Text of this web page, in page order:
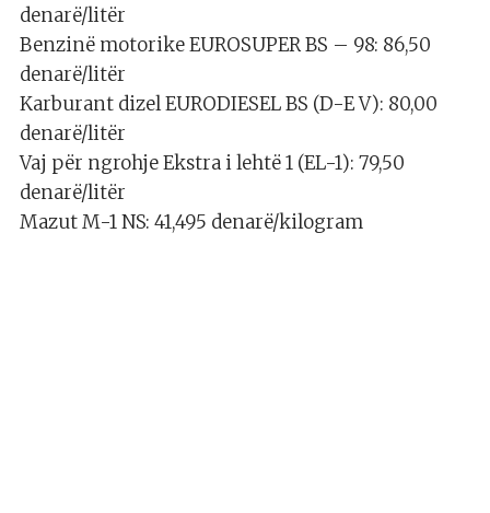
denarë/litër
Benzinë motorike EUROSUPER BS – 98: 86,50
denarë/litër
Karburant dizel EURODIESEL BS (D-E V): 80,00
denarë/litër
Vaj për ngrohje Ekstra i lehtë 1 (EL-1): 79,50
denarë/litër
Mazut M-1 NS: 41,495 denarë/kilogram